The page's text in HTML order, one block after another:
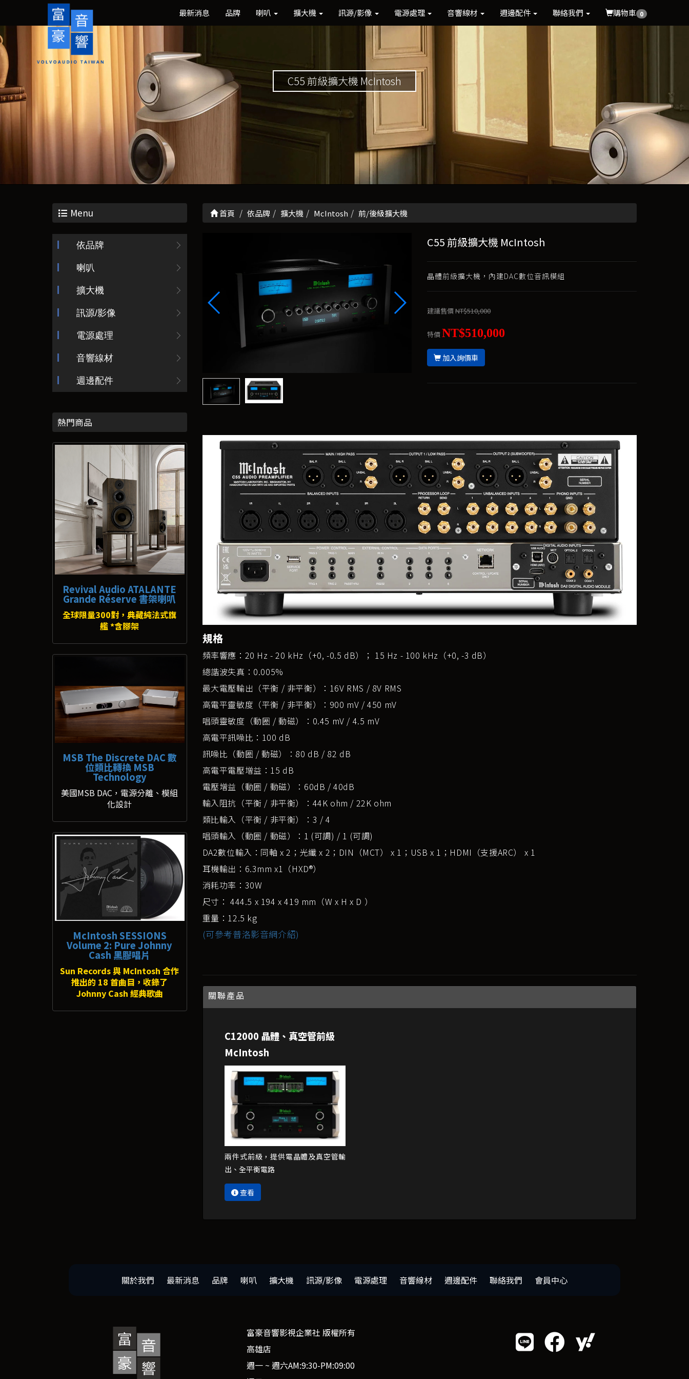
最新消息 品牌 喇叭 擴大機 訊源/影像 電源處理 音響線材 週邊配件 聯絡我們 購物車 0
C55 前級擴大機 McIntosh
Menu
依品牌
喇叭
擴大機
訊源/影像
電源處理
音響線材
週邊配件
熱門商品
Revival Audio ATALANTE
Grande Réserve 書架喇叭
全球限量300對，典藏純法式旗
艦 *含腳架
MSB The Discrete DAC 數
位類比轉換 MSB
Technology
美國MSB DAC，電源分離、模組
化設計
McIntosh SESSIONS
Volume 2: Pure Johnny
Cash 黑膠唱片
Sun Records 與 McIntosh 合作
推出的 18 首曲目，收錄了
Johnny Cash 經典歌曲
首頁 依品牌 擴大機 McIntosh 前/後級擴大機
C55 前級擴大機 McIntosh
晶體前級擴大機，內建DAC數位音訊模組
建議售價NT$510,000
特價NT$510,000
加入詢價車
規格
頻率響應：20 Hz - 20 kHz（+0, -0.5 dB）； 15 Hz - 100 kHz（+0, -3 dB）
總諧波失真：0.005%
最大電壓輸出（平衡 / 非平衡）：16V RMS / 8V RMS
高電平靈敏度（平衡 / 非平衡）：900 mV / 450 mV
唱頭靈敏度（動圈 / 動磁）：0.45 mV / 4.5 mV
高電平訊噪比：100 dB
訊噪比（動圈 / 動磁）：80 dB / 82 dB
高電平電壓增益：15 dB
電壓增益（動圈 / 動磁）：60dB / 40dB
輸入阻抗（平衡 / 非平衡）：44K ohm / 22K ohm
類比輸入（平衡 / 非平衡）：3 / 4
唱頭輸入（動圈 / 動磁）：1 (可調) / 1 (可調)
DA2數位輸入：同軸 x 2；光纖 x 2；DIN（MCT） x 1；USB x 1；HDMI（支援ARC） x 1
耳機輸出：6.3mm x1（HXD®）
消耗功率：30W
尺寸： 444.5 x 194 x 419 mm（W x H x D ）
重量：12.5 kg
(可參考普洛影音網介紹)
關聯產品
兩件式前級，提供電晶體及真空管輸
出、全平衡電路
查看
C12000 晶體、真空管前級
McIntosh
關於我們 最新消息 品牌 喇叭 擴大機 訊源/影像 電源處理 音響線材 週邊配件 聯絡我們 會員中心
富豪音響影視企業社 版權所有
高雄店
週一 ~ 週六AM:9:30-PM:09:00